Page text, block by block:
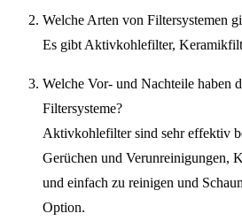
Welche Arten von Filtersystemen
Es gibt Aktivkohlefilter,
Welche Vor- und Nachteile haben
Filtersysteme?
Aktivkohlefilter sind sehr effektiv
Gerüchen und Verunreinigungen,
und einfach zu reinigen und
Option.